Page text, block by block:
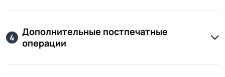
4
Дополнительные постпечатные
операции